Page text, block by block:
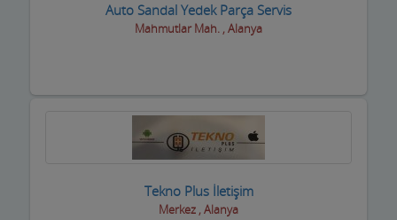
Auto Sandal Yedek Parça Servis
Mahmutlar Mah. , Alanya
Tekno Plus İletişim
Merkez , Alanya